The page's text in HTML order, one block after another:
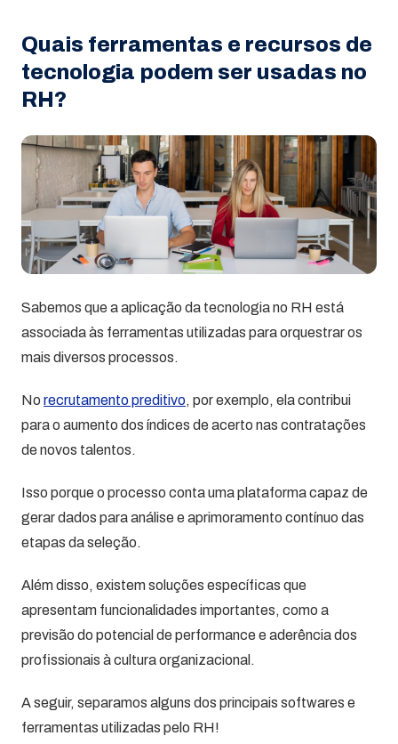
Quais ferramentas e recursos de
tecnologia podem ser usadas no
RH?
Sabemos que a aplicação da tecnologia no RH está
associada às ferramentas utilizadas para orquestrar os
mais diversos processos.
No recrutamento preditivo, por exemplo, ela contribui
para o aumento dos índices de acerto nas contratações
de novos talentos.
Isso porque o processo conta uma plataforma capaz de
gerar dados para análise e aprimoramento contínuo das
etapas da seleção.
Além disso, existem soluções específicas que
apresentam funcionalidades importantes, como a
previsão do potencial de performance e aderência dos
profissionais à cultura organizacional.
A seguir, separamos alguns dos principais softwares e
ferramentas utilizadas pelo RH!